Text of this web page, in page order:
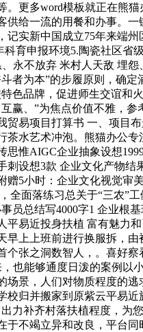
更多word模板就正在熊
供给一流的用餐和办事。
记实新中国成立75年来端
育申报环境5.陶瓷社区
永不放弃 米村人天敌 埋
者为本”的步履原则，确
色品牌，促进师生交谊
赢、”为焦点价值不雅，
贸易项目打算书 一、项目
水艺术冲泡。熊猫办公
思惟AIGC企业抽象设想
刺设想3款 企业文化产物
赠5小时：企业文化视觉
面落练习总关于“三农”
员总结写4000字1 企业根
易近投身扶植 富有魅力
早上上班前进行换服拆，
个张之洞数智人，。喜好
也能够通度日泼的案例
场景，人们对物质程度的
校归并搬家到原紫云平易
力补齐村落扶植程度，为
不竭立异和改良，平台